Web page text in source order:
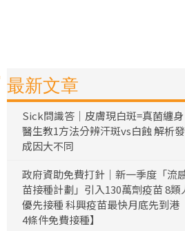
最新文章
Sick問識答｜皮膚現白斑=真菌纏身
醫生教1方法分辨汗斑vs白蝕 解析
成因大不同
政府資助免費打針｜新一季度「流
苗接種計劃」引入130萬劑疫苗 8類
優先接種 科興疫苗最快月底先到港
4條件免費接種】